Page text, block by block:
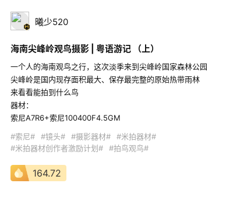
曦少520
海南尖峰岭观鸟摄影 | 粤语游记 （上）
一个人的海南观鸟之行，这次淡季来到尖峰岭国家森林公园
尖峰岭是国内现存面积最大、保存最完整的原始热带雨林
来看看能拍到什么鸟
器材：
索尼A7R6+索尼100400F4.5GM
#索尼#
#镜头# #摄影器材#
#米拍器材#
#米拍器材创作者激励计划#
#拍鸟观鸟#
164.72